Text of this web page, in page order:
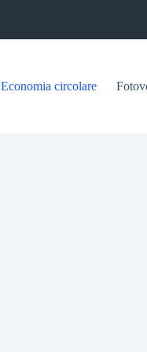
Economia circolare